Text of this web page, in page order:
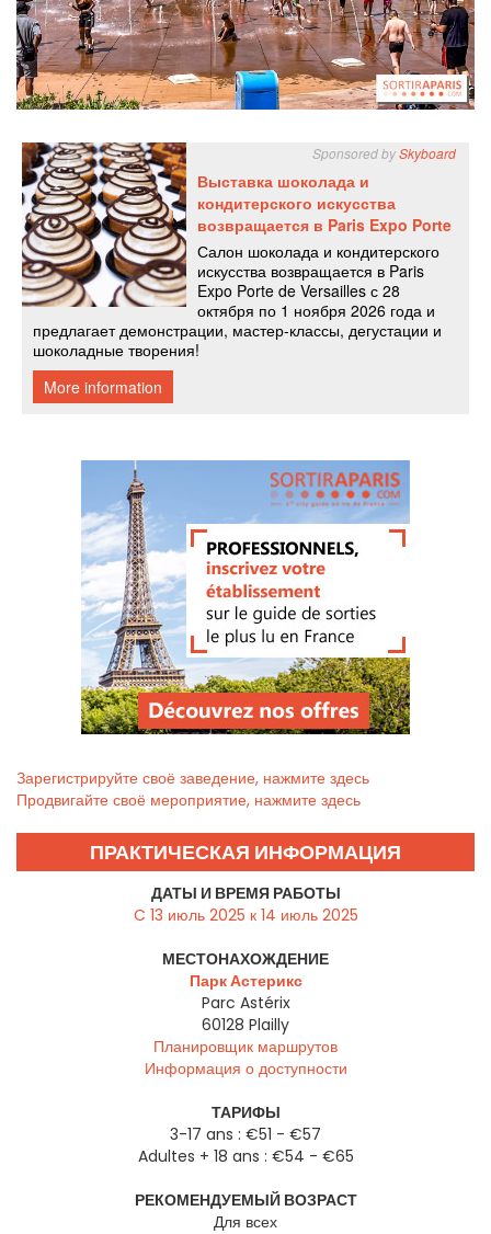
Зарегистрируйте своё заведение, нажмите здесь
Продвигайте своё мероприятие, нажмите здесь
ПРАКТИЧЕСКАЯ ИНФОРМАЦИЯ
ДАТЫ И ВРЕМЯ РАБОТЫ
C 13 июль 2025 к 14 июль 2025
МЕСТОНАХОЖДЕНИЕ
Парк Астерикс
Parc Astérix
60128 Plailly
Планировщик маршрутов
Информация о доступности
ТАРИФЫ
3-17 ans : €51 - €57
Adultes + 18 ans : €54 - €65
РЕКОМЕНДУЕМЫЙ ВОЗРАСТ
Для всех